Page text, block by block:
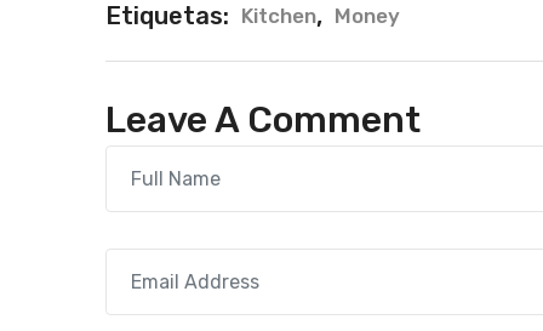
Etiquetas: Kitchen, Money
Leave A Comment